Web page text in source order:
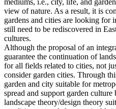
mediums, i.e., city, life, and
view of nature. As a result, it is
gardens and cities are looking for
still need to be rediscovered in
cultures.
Although the proposal of an
guarantee the continuation of
for all fields related to cities, not
consider garden cities. Through
garden and city suitable for
spread and support garden
landscape theory/design theory